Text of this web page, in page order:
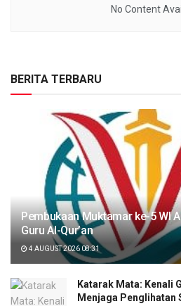
No Content
BERITA TERBARU
Pembukaan Muktamar ke-5 WI
Guru Al-Qur’an
4 AUGUST 2026 08:31
Katarak Mata: Kenali
Menjaga Penglihatan